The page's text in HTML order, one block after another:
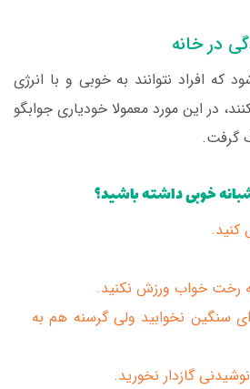
در خانه
افراد نتوانند به خوبی و با انرژی
در این مورد معمولا خودیاری جوابگو
گرفت.
خوبی داشته باشید؟
کنید.
رخت خواب ورزش نکنید.
نخوابید ولی گرسنه هم به
گازدار نخورید.